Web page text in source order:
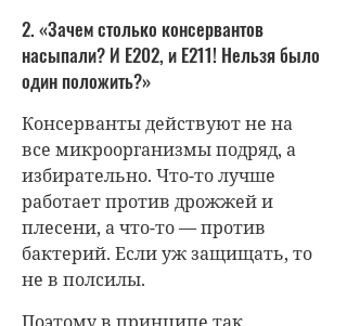
2. «Зачем столько консервантов
насыпали? И Е202, и Е211! Нельзя было
один положить?»
Консерванты действуют не на
все микроорганизмы подряд, а
избирательно. Что-то лучше
работает против дрожжей и
плесени, а что-то — против
бактерий. Если уж защищать, то
не в полсилы.